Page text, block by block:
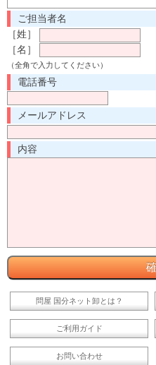
ご担当者名
［姓］
［名］
（全角で入力してください）
電話番号
メールアドレス
内容
問屋 国分ネット卸とは？
ご利用ガイド
お問い合わせ